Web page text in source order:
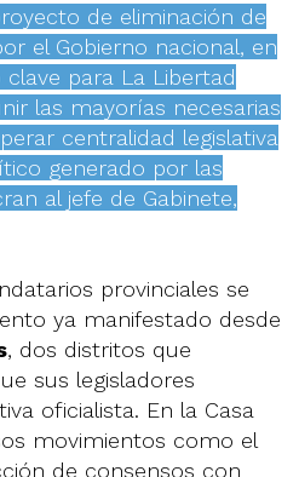
de eliminación de
el Gobierno nacional, en
para La Libertad
las mayorías necesarias
centralidad legislativa
generado por las
al jefe de Gabinete,
provinciales se
ya manifestado desde
, dos distritos que
sus legisladores
oficialista. En la Casa
movimientos como el
de consensos con